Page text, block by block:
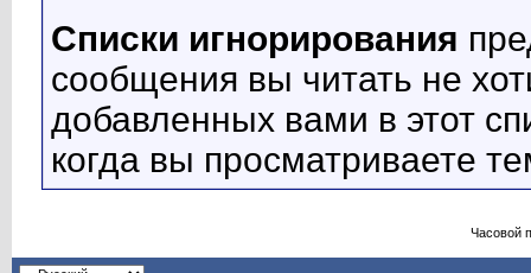
Списки игнорирования
сообщения вы читать не
добавленных вами в этот
когда вы просматриваете
Часовой